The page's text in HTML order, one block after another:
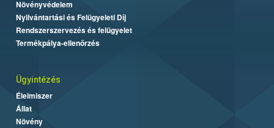
Növényvédelem
Nyilvántartási és Felügyeleti Díj
Rendszerszervezés és felügyelet
Termékpálya-ellenőrzés
Ügyintézés
Élelmiszer
Állat
Növény